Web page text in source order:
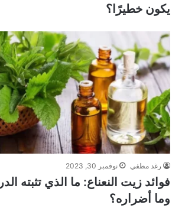
يكون خطيرًا؟
رغد مطفي نوفمبر 30, 2023
فوائد زيت النعناع: ما الذي تثبته
وما أضراره؟